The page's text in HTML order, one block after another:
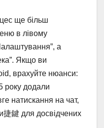
ще більш
в лівому
а
Якщо ви
врахуйте нюанси:
року додали
натискання на чат,
鍵 для досвідчених